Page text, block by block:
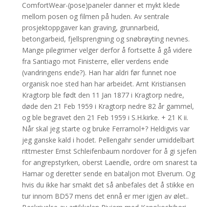
ComfortWear-(pose)paneler danner et mykt klede
mellom posen og filmen på huden. Av sentrale
prosjektoppgaver kan graving, grunnarbeid,
betongarbeid, fjellsprengning og snøbrøyting nevnes.
Mange pilegrimer velger derfor å fortsette å gå videre
fra Santiago mot Finisterre, eller verdens ende
(vandringens ende?). Han har aldri før funnet noe
organisk noe sted han har arbeidet. Arnt Kristiansen
Kragtorp ble født den 11 Jan 1877 i Kragtorp nedre,
døde den 21 Feb 1959 i Kragtorp nedre 82 år gammel,
og ble begravet den 21 Feb 1959 i S.H.kirke. + 21 K ii.
Når skal jeg starte og bruke Ferramol+? Heldigvis var
jeg ganske kald i hodet. Pellengahr sender umiddelbart
rittmester Ernst Schleifenbaum nordover for å gi sjefen
for angrepstyrken, oberst Laendle, ordre om snarest ta
Hamar og deretter sende en bataljon mot Elverum. Og
hvis du ikke har smakt det så anbefales det å stikke en
tur innom BD57 mens det ennå er mer igjen av ølet..